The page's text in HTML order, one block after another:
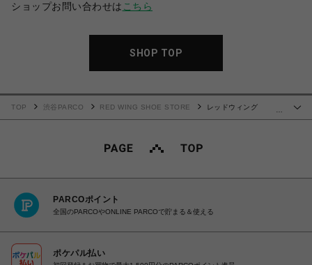
ショップお問い合わせは こちら
SHOP TOP
TOP 渋谷PARCO RED WING SHOE STORE
レッドウィング
PARCOポイント
全国のPARCOやONLINE PARCOで貯まる＆使える
ポケパル払い